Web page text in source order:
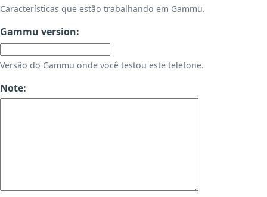
Características que estão trabalhando em Gammu.
Gammu version:
Versão do Gammu onde você testou este telefone.
Note: